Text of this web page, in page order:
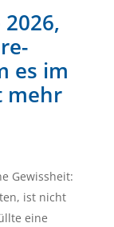
es im
mehr
Gewissheit:
ist nicht
eine